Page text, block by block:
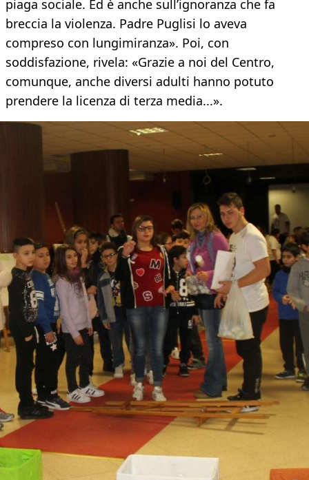
piaga sociale. Ed è anche sull’ignoranza che fa
breccia la violenza. Padre Puglisi lo aveva
compreso con lungimiranza». Poi, con
soddisfazione, rivela: «Grazie a noi del Centro,
comunque, anche diversi adulti hanno potuto
prendere la licenza di terza media...».